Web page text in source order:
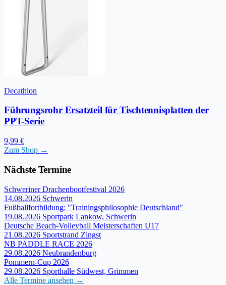
Decathlon
Führungsrohr Ersatzteil für Tischtennisplatten der
PPT-Serie
9,99 €
Zum Shop →
Nächste Termine
Schweriner Drachenbootfestival 2026
14.08.2026 Schwerin
Fußballfortbildung: "Trainingsphilosophie Deutschland"
19.08.2026 Sportpark Lankow, Schwerin
Deutsche Beach-Volleyball Meisterschaften U17
21.08.2026 Sportstrand Zingst
NB PADDLE RACE 2026
29.08.2026 Neubrandenburg
Pommern-Cup 2026
29.08.2026 Sporthalle Südwest, Grimmen
Alle Termine ansehen →